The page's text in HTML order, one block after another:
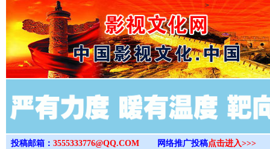
>
投稿邮箱： 3555333776@QQ.COM 网络推广投稿点击进入>>>